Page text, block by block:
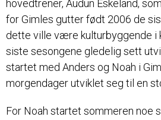
hovedtrener, Audun Eskeland,
for Gimles gutter født 2006 de
dette ville være kulturbyggende i
siste sesongene gledelig sett
startet med Anders og Noah i
morgendager utviklet seg til en
For Noah startet sommeren noe